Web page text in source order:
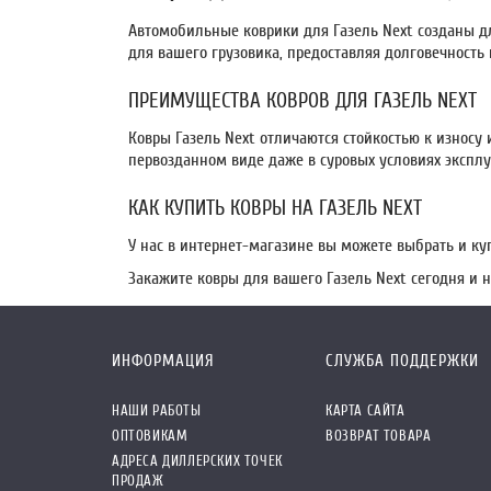
Автомобильные коврики для Газель Next созданы
для вашего грузовика, предоставляя
ПРЕИМУЩЕСТВА КОВРОВ ДЛЯ ГАЗЕЛЬ NEXT
Ковры Газель Next отличаются стойкостью к
первозданном виде даже в суровых условиях
КАК КУПИТЬ КОВРЫ НА ГАЗЕЛЬ NEXT
У нас в интернет-магазине вы можете выбрать и
Закажите ковры для вашего Газель Next сегодня и
ИНФОРМАЦИЯ
НАШИ РАБОТЫ
ОПТОВИКАМ
АДРЕСА ДИЛЛЕРСКИХ ТОЧЕК
ПРОДАЖ
СЛУЖБА ПОДДЕРЖКИ
КАРТА САЙТА
ВОЗВРАТ ТОВАРА